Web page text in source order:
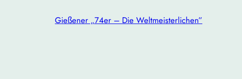
Gießener „74er – Die Weltmeisterlichen”